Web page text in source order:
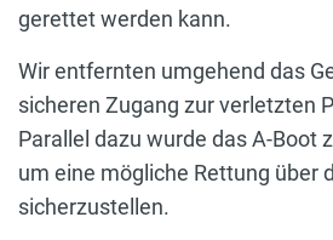
gerettet werden kann.
Wir entfernten umgehend das
sicheren Zugang zur verletzten
Parallel dazu wurde das A-Boot
um eine mögliche Rettung über
sicherzustellen.